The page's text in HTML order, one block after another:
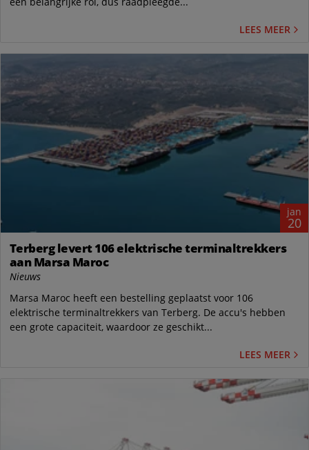
LEES MEER
jan
20
Terberg levert 106 elektrische terminaltrekkers
aan Marsa Maroc
Nieuws
Marsa Maroc heeft een bestelling geplaatst voor 106
elektrische terminaltrekkers van Terberg. De accu's hebben
een grote capaciteit, waardoor ze geschikt...
LEES MEER